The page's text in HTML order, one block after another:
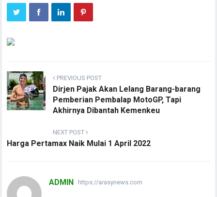
PREVIOUS POST
Dirjen Pajak Akan Lelang Barang-barang
Pemberian Pembalap MotoGP, Tapi
Akhirnya Dibantah Kemenkeu
NEXT POST
Harga Pertamax Naik Mulai 1 April 2022
ADMIN https://arasynews.com